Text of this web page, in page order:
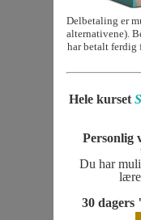
Delbetaling er
alternativene).
har betalt ferdig
Hele kurset
Personlig
Du har
30